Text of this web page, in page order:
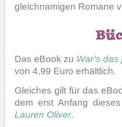
gleichnamigen Romane
Das eBook zu War’s das
von 4,99 Euro erhältlich.
Gleiches gilt für das
dem erst Anfang
Lauren Oliver.